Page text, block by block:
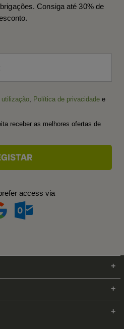
Consiga até 30% de
utilização Política de privacidade e
receber as melhores ofertas de
access via